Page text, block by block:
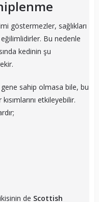
göstermezler, sağlıkları
Bu nedenle
kedinin şu
gene sahip olmasa bile, bu
etkileyebilir.
de Scottish